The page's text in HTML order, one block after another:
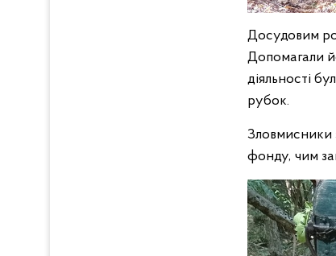
Досудовим
Допомагали
діяльності
рубок.
Зловмисники
фонду, чим